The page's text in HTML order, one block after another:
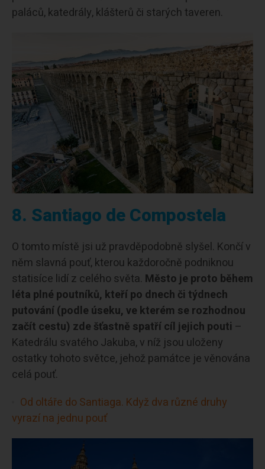
paláců, katedrály, klášterů či starých taveren.
8. Santiago de Compostela
O tomto místě jsi už pravděpodobně slyšel. Končí v
něm slavná pouť, kterou každoročně podniknou
statisíce lidí z celého světa. Město je proto během
léta plné poutníků, kteří po dnech či týdnech
putování (podle úseku, ve kterém se rozhodnou
začít cestu) zde šťastně spatří cíl jejich pouti –
Katedrálu svatého Jakuba, v níž jsou uloženy
ostatky tohoto světce, jehož památce je věnována
celá pouť.
Od oltáře do Santiaga. Když dva různé druhy
vyrazí na jednu pouť